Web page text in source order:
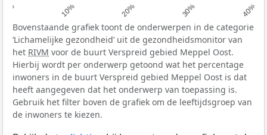
0% 10% 20% 30% 40%
Bovenstaande grafiek toont de onderwerpen in de categorie
‘Lichamelijke gezondheid’ uit de gezondheidsmonitor van
het RIVM voor de buurt Verspreid gebied Meppel Oost.
Hierbij wordt per onderwerp getoond wat het percentage
inwoners in de buurt Verspreid gebied Meppel Oost is dat
heeft aangegeven dat het onderwerp van toepassing is.
Gebruik het filter boven de grafiek om de leeftijdsgroep van
de inwoners te kiezen.